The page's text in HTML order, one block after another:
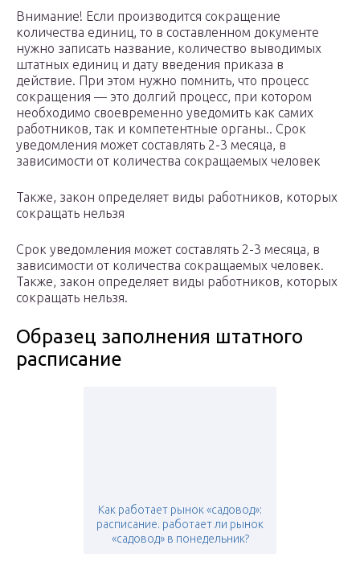
Внимание! Если производится сокращение
количества единиц, то в составленном документе
нужно записать название, количество выводимых
штатных единиц и дату введения приказа в
действие. При этом нужно помнить, что процесс
сокращения — это долгий процесс, при котором
необходимо своевременно уведомить как самих
работников, так и компетентные органы.. Срок
уведомления может составлять 2-3 месяца, в
зависимости от количества сокращаемых человек
Также, закон определяет виды работников, которых
сокращать нельзя
Срок уведомления может составлять 2-3 месяца, в
зависимости от количества сокращаемых человек.
Также, закон определяет виды работников, которых
сокращать нельзя.
Образец заполнения штатного
расписание
Как работает рынок «садовод»:
расписание. работает ли рынок
«садовод» в понедельник?